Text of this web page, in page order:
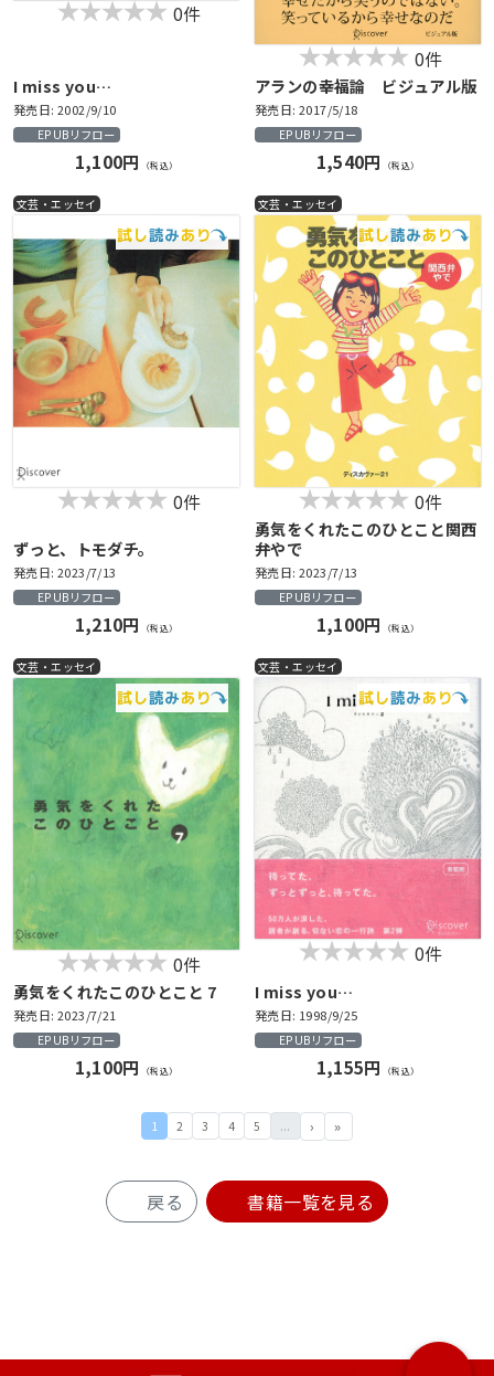
0件
I miss you…
発売日: 2002/9/10
EPUBリフロー
1,100円 （税込）
0件
アランの幸福論 ビジュアル版
発売日: 2017/5/18
EPUBリフロー
1,540円 （税込）
文芸・エッセイ
0件
ずっと、トモダチ。
発売日: 2023/7/13
EPUBリフロー
1,210円 （税込）
文芸・エッセイ
0件
勇気をくれたこのひとこと関西
弁やで
発売日: 2023/7/13
EPUBリフロー
1,100円 （税込）
文芸・エッセイ
0件
勇気をくれたこのひとこと 7
発売日: 2023/7/21
EPUBリフロー
1,100円 （税込）
文芸・エッセイ
0件
I miss you…
発売日: 1998/9/25
EPUBリフロー
1,155円 （税込）
1 2 3 4 5 ...
戻る 書籍一覧を見る